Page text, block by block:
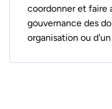
coordonner et faire
gouvernance des
organisation ou